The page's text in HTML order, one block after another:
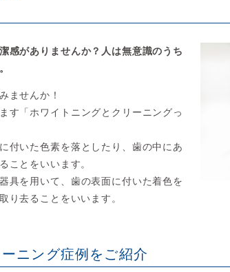
感がありませんか？人は無意識のうち
ませんか！
す「ホワイトニングとクリーニングっ
付いた色素を落としたり、歯の中にあ
ことをいいます。
具を用いて、歯の表面に付いた着色を
り去ることをいいます。
ニング症例をご紹介